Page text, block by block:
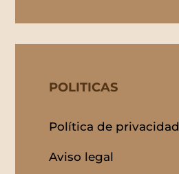
POLITICAS
Política de privacidad
Aviso legal